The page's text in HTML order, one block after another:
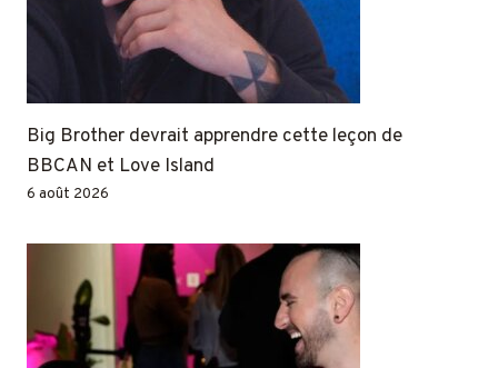
Big Brother devrait apprendre cette leçon de
BBCAN et Love Island
6 août 2026